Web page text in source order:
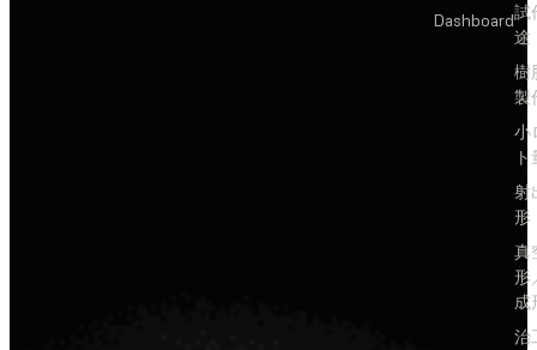
Dashboard試
途
樹
製
小
射
形
真
形
成
治